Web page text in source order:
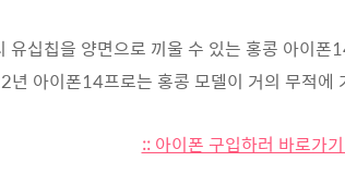
유십칩을 양면으로 끼울 수 있는 홍콩 아이
아이폰14프로는 홍콩 모델이 거의 무적에
:: 아이폰 구입하러 바로가